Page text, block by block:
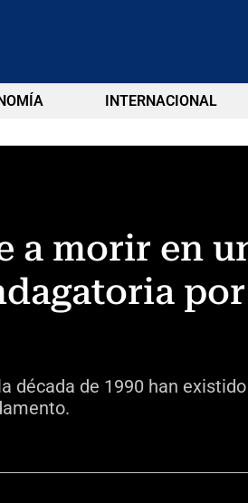
INTERNACIONAL
a morir en
década de 1990 han